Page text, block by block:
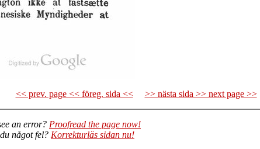
<< prev. page << föreg. sida << >> nästa sida >> next page >>
an error? Proofread the page now!
något fel? Korrekturläs sidan nu!